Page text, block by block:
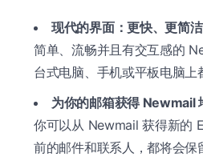
现代的界面：更快、更简洁
简单、流畅并且有交互感的
台式电脑、手机或平板电脑上
为你的邮箱获得 Newmail
你可以从 Newmail 获得新的
前的邮件和联系人，都将会